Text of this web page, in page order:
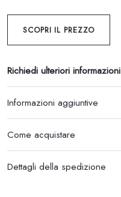
SCOPRI IL PREZZO
Richiedi ulteriori informazioni
Informazioni aggiuntive
Come acquistare
Dettagli della spedizione